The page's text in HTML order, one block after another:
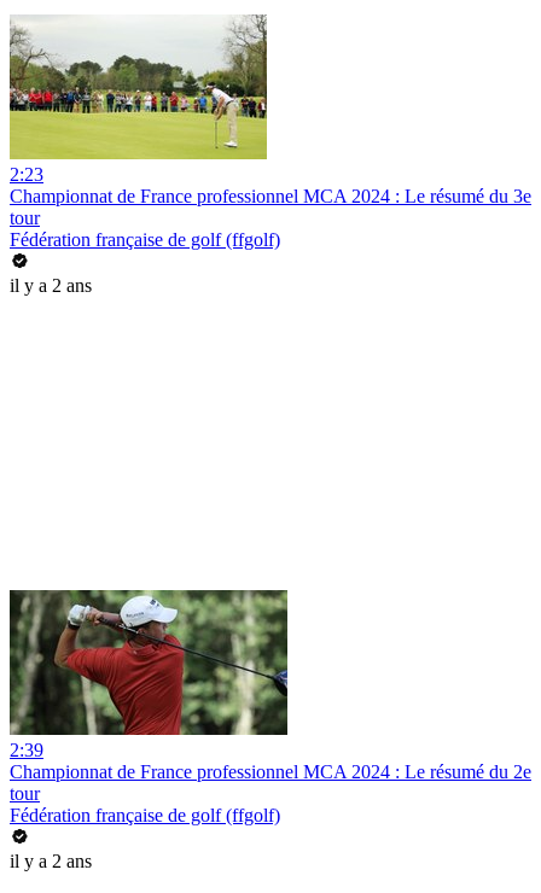
2:23
Championnat de France professionnel MCA 2024 : Le résumé du 3e
tour
Fédération française de golf (ffgolf)
il y a 2 ans
2:39
Championnat de France professionnel MCA 2024 : Le résumé du 2e
tour
Fédération française de golf (ffgolf)
il y a 2 ans